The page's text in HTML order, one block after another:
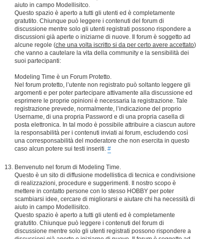
aiuto in campo Modellisitco.
Questo spazio è aperto a tutti gli utenti ed è completamente
gratutito. Chiunque può leggere i contenuti del forum di
discussione mentre solo gli utenti registrati possono rispondere a
discussioni già aperte o iniziarne di nuove. Il forum è soggetto ad
alcune regole (che una volta iscritto si da per certo avere accettato)
che vanno a cautelare la vita della community e la sensibilità dei
suoi partecipanti:
Modeling Time è un Forum Protetto.
Nel forum protetto, l’utente non registrato può soltanto leggere gli
argomenti e per poter partecipare attivamente alla discussione ed
esprimere le proprie opinioni è necessaria la registrazione. Tale
registrazione prevede, normalmente, l’indicazione del proprio
Username, di una propria Password e di una propria casella di
posta elettronica. In tal modo è possibile attribuire a ciascun autore
la responsabilità per i contenuti inviati ai forum, escludendo così
una corresponsabilità del moderatore che non esercita in questo
caso alcun potere sui testi inseriti. #
Benvenuto nel forum di Modeling Time.
Questo è un sito di diffusione modellistica di tecnica e condivisione
di realizzazioni, procedure e suggerimenti. Il nostro scopo è
mettere in contatto persone con lo stesso HOBBY per poter
scambiarsi idee, cercare di migliorarsi e aiutare chi ha necessità di
aiuto in campo Modellisitco.
Questo spazio è aperto a tutti gli utenti ed è completamente
gratutito. Chiunque può leggere i contenuti del forum di
discussione mentre solo gli utenti registrati possono rispondere a